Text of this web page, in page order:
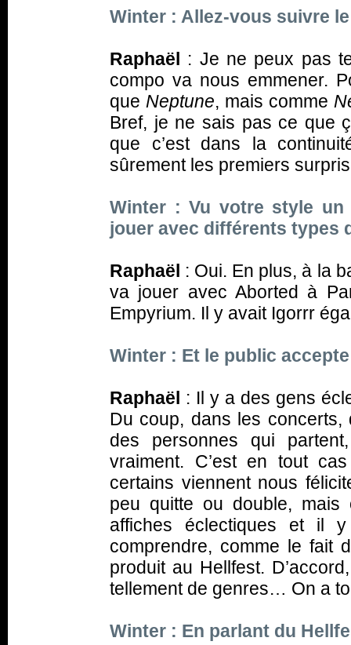
Winter : Allez-vous suivre
Raphaël : Je ne peux pas
compo va nous emmener.
que Neptune, mais comme
Bref, je ne sais pas ce que
que c’est dans la
sûrement les premiers
Winter : Vu votre style
jouer avec différents types
Raphaël : Oui. En plus, à la
va jouer avec Aborted à
Empyrium. Il y avait Igorrr
Winter : Et le public
Raphaël : Il y a des gens
Du coup, dans les
des personnes qui
vraiment. C’est en tout
certains viennent nous
peu quitte ou double, mais
affiches éclectiques et il
comprendre, comme le fait
produit au Hellfest.
tellement de genres… On a
Winter : En parlant du